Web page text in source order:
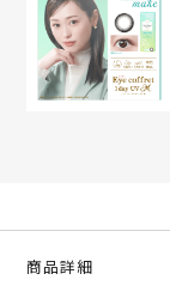
商品詳細